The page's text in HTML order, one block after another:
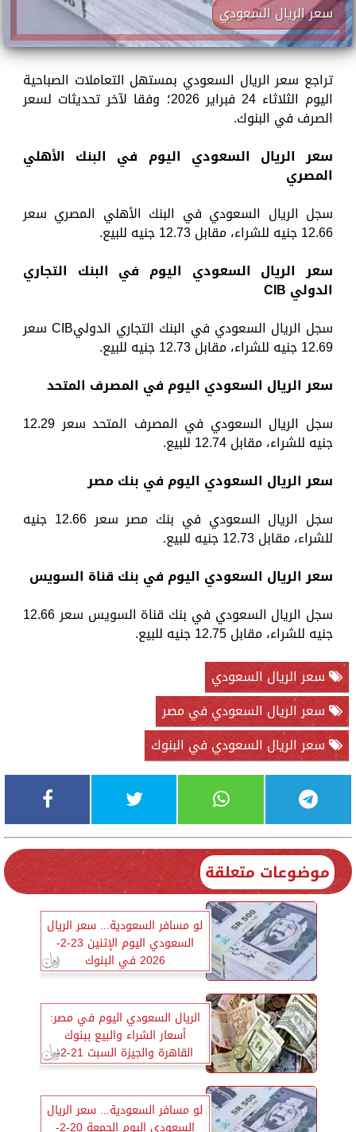
سعر الريال السعودي
تراجع سعر الريال السعودي بمستهل التعاملات الصباحية
اليوم الثلاثاء 24 فبراير 2026؛ وفقا لآخر تحديثات لسعر
الصرف في البنوك.
سعر الريال السعودي اليوم في البنك الأهلي
المصري
سجل الريال السعودي في البنك الأهلي المصري سعر
12.66 جنيه للشراء، مقابل 12.73 جنيه للبيع.
سعر الريال السعودي اليوم في البنك التجاري
الدولي
سجل الريال السعودي في البنك التجاري الدوليCIB سعر
12.69 جنيه للشراء، مقابل 12.73 جنيه للبيع.
سعر الريال السعودي اليوم في المصرف المتحد
سجل الريال السعودي في المصرف المتحد سعر 12.29
جنيه للشراء، مقابل 12.74 للبيع.
سعر الريال السعودي اليوم في بنك مصر
سجل الريال السعودي في بنك مصر سعر 12.66 جنيه
للشراء، مقابل 12.73 جنيه للبيع.
سعر الريال السعودي اليوم في بنك قناة السويس
سجل الريال السعودي في بنك قناة السويس سعر 12.66
جنيه للشراء، مقابل 12.75 جنيه للبيع.
سعر الريال السعودي
سعر الريال السعودي في مصر
سعر الريال السعودي في البنوك
موضوعات متعلقة
لو مسافر السعودية... سعر الريال
السعودي اليوم الإثنين 23-2-
2026 في البنوك
الريال السعودي اليوم في مصر:
أسعار الشراء والبيع ببنوك
القاهرة والجيزة السبت 21-2-
2026
لو مسافر السعودية... سعر الريال
السعودي اليوم الجمعة 20-2-